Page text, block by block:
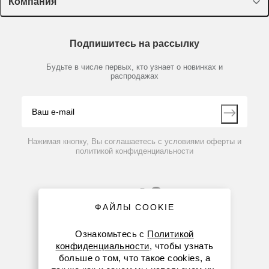
Пластик, стекло, принадлежности
Химические реактивы, препараты, наборы
Производители
Доставка и оплата
Мобильное приложение
Партнеры
Контакты
Подпишитесь на рассылку
Будьте в числе первых, кто узнает о новинках и
распродажах
Нажимая кнопку, Вы соглашаетесь с условиями оферты и
политикой конфиденциальности
8 (800) 234-05-08
ФАЙЛЫ COOKIE
Ознакомьтесь с Политикой
конфиденциальности, чтобы узнать
больше о том, что такое cookies, а